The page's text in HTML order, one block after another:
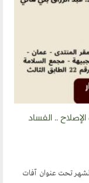
.. الفساد
تحت عنوان آفات